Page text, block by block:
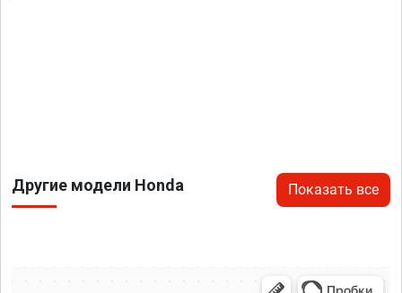
Другие модели Honda Показать все